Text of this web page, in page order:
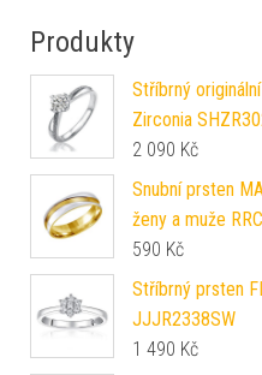
Produkty
Stříbrný
Zirconia
2 090 Kč
Snubní prsten
ženy a muže
590 Kč
Stříbrný prsten
JJJR2338SW
1 490 Kč